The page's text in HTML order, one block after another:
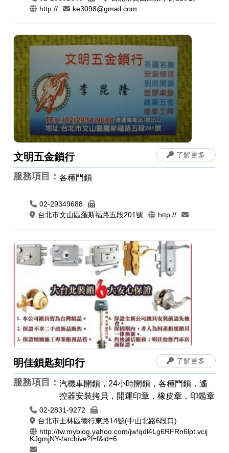
http://
ke3098@gmail.com
文明五金鎖行
服務項目：各種門鎖
02-29349688
台北市文山區羅斯福路五段201號
http://
了解更多
明佳鎖匙刻印行
服務項目：汽機車開鎖，24小時開鎖，各種門鎖，遙
控器安裝拷貝，開運印章，橡皮章，印鑑章
02-2831-9272
台北市士林區德行東路14號(中山北路6段口)
http://tw.myblog.yahoo.com/jw!qdl4Lg6RFRn6lpt.vcij
KJgmjNY-/archive?l=f&id=6
了解更多